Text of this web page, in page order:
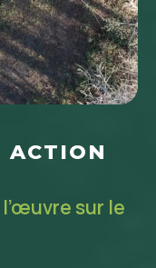
ACTION
sur le